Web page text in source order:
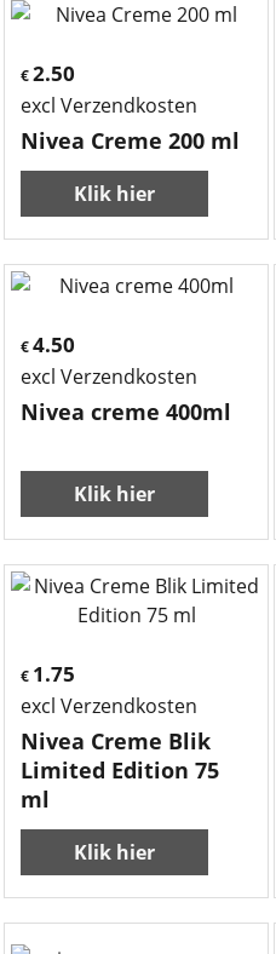
€ 2.50
excl Verzendkosten
Nivea Creme 200 ml
Klik hier
€ 4.50
excl Verzendkosten
Nivea creme 400ml
Klik hier
€ 1.75
excl Verzendkosten
Nivea Creme Blik
Limited Edition 75
ml
Klik hier